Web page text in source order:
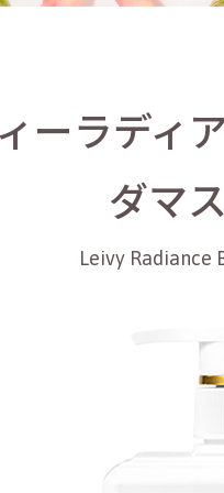
ーラディ
ダマ
Leivy Radiance